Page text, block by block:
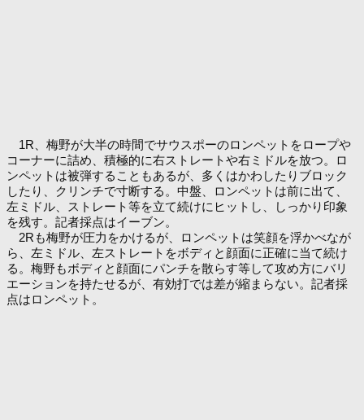
1R、梅野が大半の時間でサウスポーのロンペットをロープや
コーナーに詰め、積極的に右ストレートや右ミドルを放つ。ロ
ンペットは被弾することもあるが、多くはかわしたりブロック
したり、クリンチで寸断する。中盤、ロンペットは前に出て、
左ミドル、ストレート等を立て続けにヒットし、しっかり印象
を残す。記者採点はイーブン。
2Rも梅野が圧力をかけるが、ロンペットは笑顔を浮かべなが
ら、左ミドル、左ストレートをボディと顔面に正確に当て続け
る。梅野もボディと顔面にパンチを散らす等して攻め方にバリ
エーションを持たせるが、有効打では差が縮まらない。記者採
点はロンペット。